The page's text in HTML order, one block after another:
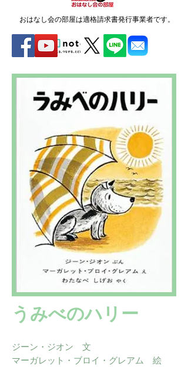
おはなし会の部屋は適格請求書発行事業者です。
うみべのハリー
ジーン・ジオン 文
マーガレット・ブロイ・グレアム 絵